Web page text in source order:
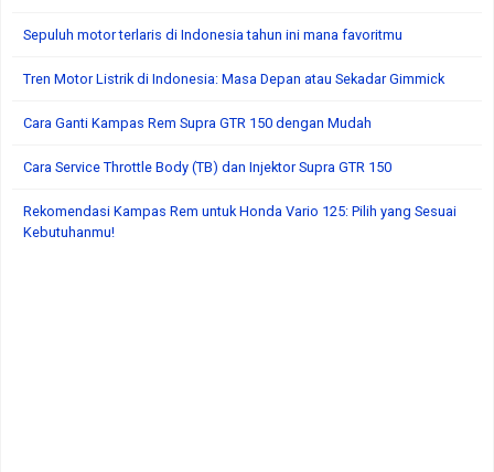
Sepuluh motor terlaris di Indonesia tahun ini mana favoritmu
Tren Motor Listrik di Indonesia: Masa Depan atau Sekadar Gimmick
Cara Ganti Kampas Rem Supra GTR 150 dengan Mudah
Cara Service Throttle Body (TB) dan Injektor Supra GTR 150
Rekomendasi Kampas Rem untuk Honda Vario 125: Pilih yang Sesuai
Kebutuhanmu!